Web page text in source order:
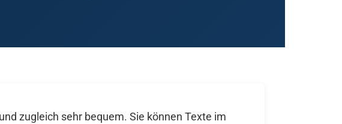
zugleich sehr bequem. Sie können Texte im